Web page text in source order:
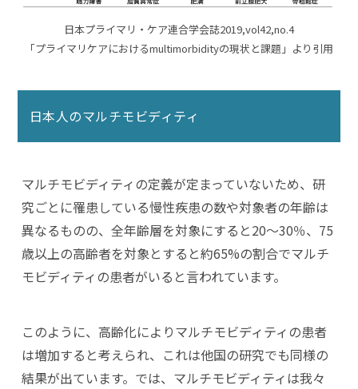
日本プライマリ・ケア連合学会誌2019,vol42,no.4
「プライマリケアにおけるmultimorbidityの現状と課題」より引用
日本人のマルチモビディティ
マルチモビディティの定義が定まっていないため、研
究ごとに罹患している慢性疾患の数や対象者の年齢は
異なるものの、全年齢層を対象にすると20〜30％、75
歳以上の高齢者を対象とすると約65%の割合でマルチ
モビディティの患者がいると言われています。
このように、高齢化によりマルチモビディティの患者
は増加すると考えられ、これは他国の研究でも同様の
結果が出ています。では、マルチモビディティは我々